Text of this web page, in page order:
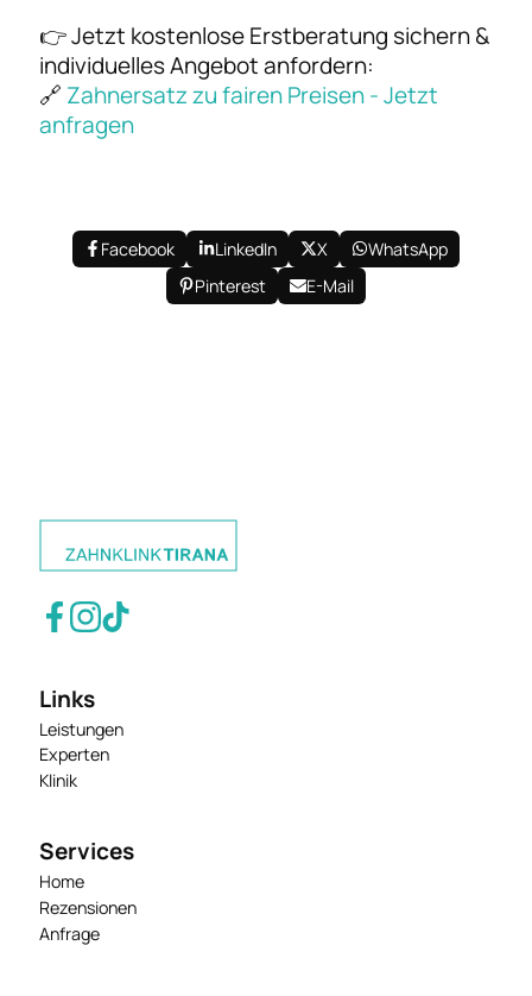
👉 Jetzt kostenlose Erstberatung sichern &
individuelles Angebot anfordern:
🔗 Zahnersatz zu fairen Preisen - Jetzt
anfragen
Facebook LinkedIn X
WhatsApp
Pinterest
E-Mail
Links
Leistungen
Experten
Klinik
Services
Home
Rezensionen
Anfrage